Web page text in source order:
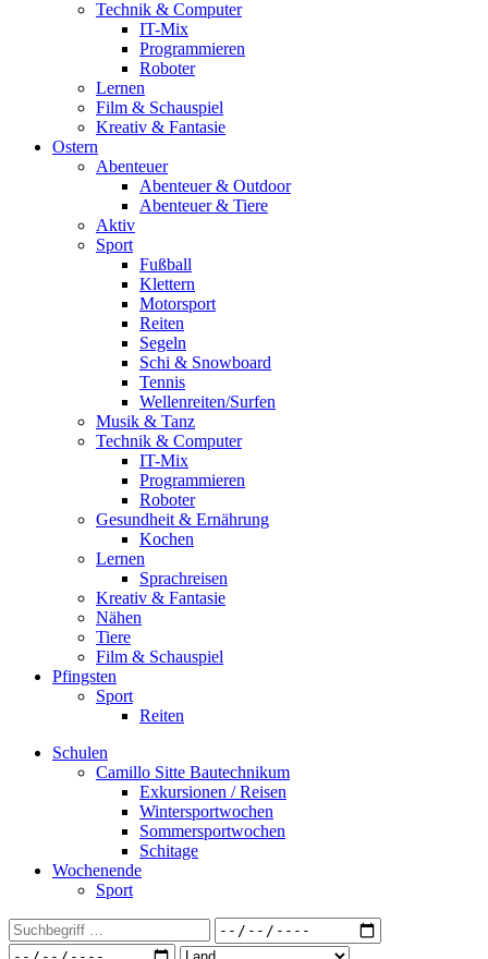
Technik & Computer
IT-Mix
Programmieren
Roboter
Lernen
Film & Schauspiel
Kreativ & Fantasie
Ostern
Abenteuer
Abenteuer & Outdoor
Abenteuer & Tiere
Aktiv
Sport
Fußball
Klettern
Motorsport
Reiten
Segeln
Schi & Snowboard
Tennis
Wellenreiten/Surfen
Musik & Tanz
Technik & Computer
IT-Mix
Programmieren
Roboter
Gesundheit & Ernährung
Kochen
Lernen
Sprachreisen
Kreativ & Fantasie
Nähen
Tiere
Film & Schauspiel
Pfingsten
Sport
Reiten
Schulen
Camillo Sitte Bautechnikum
Exkursionen / Reisen
Wintersportwochen
Sommersportwochen
Schitage
Wochenende
Sport